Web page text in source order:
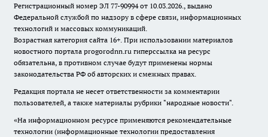
Регистрационный номер ЭЛ 77-90994 от 10.03.2026., выдано
Федеральной службой по надзору в сфере связи, информационных
технологий и массовых коммуникаций.
Возрастная категория сайта 16+. При использовании материалов
новостного портала progorodnn.ru гиперссылка на ресурс
обязательна, в противном случае будут применены нормы
законодательства РФ об авторских и смежных правах.
Редакция портала не несет ответственности за комментарии
пользователей, а также материалы рубрики "народные новости".
«На информационном ресурсе применяются рекомендательные
технологии (информационные технологии предоставления